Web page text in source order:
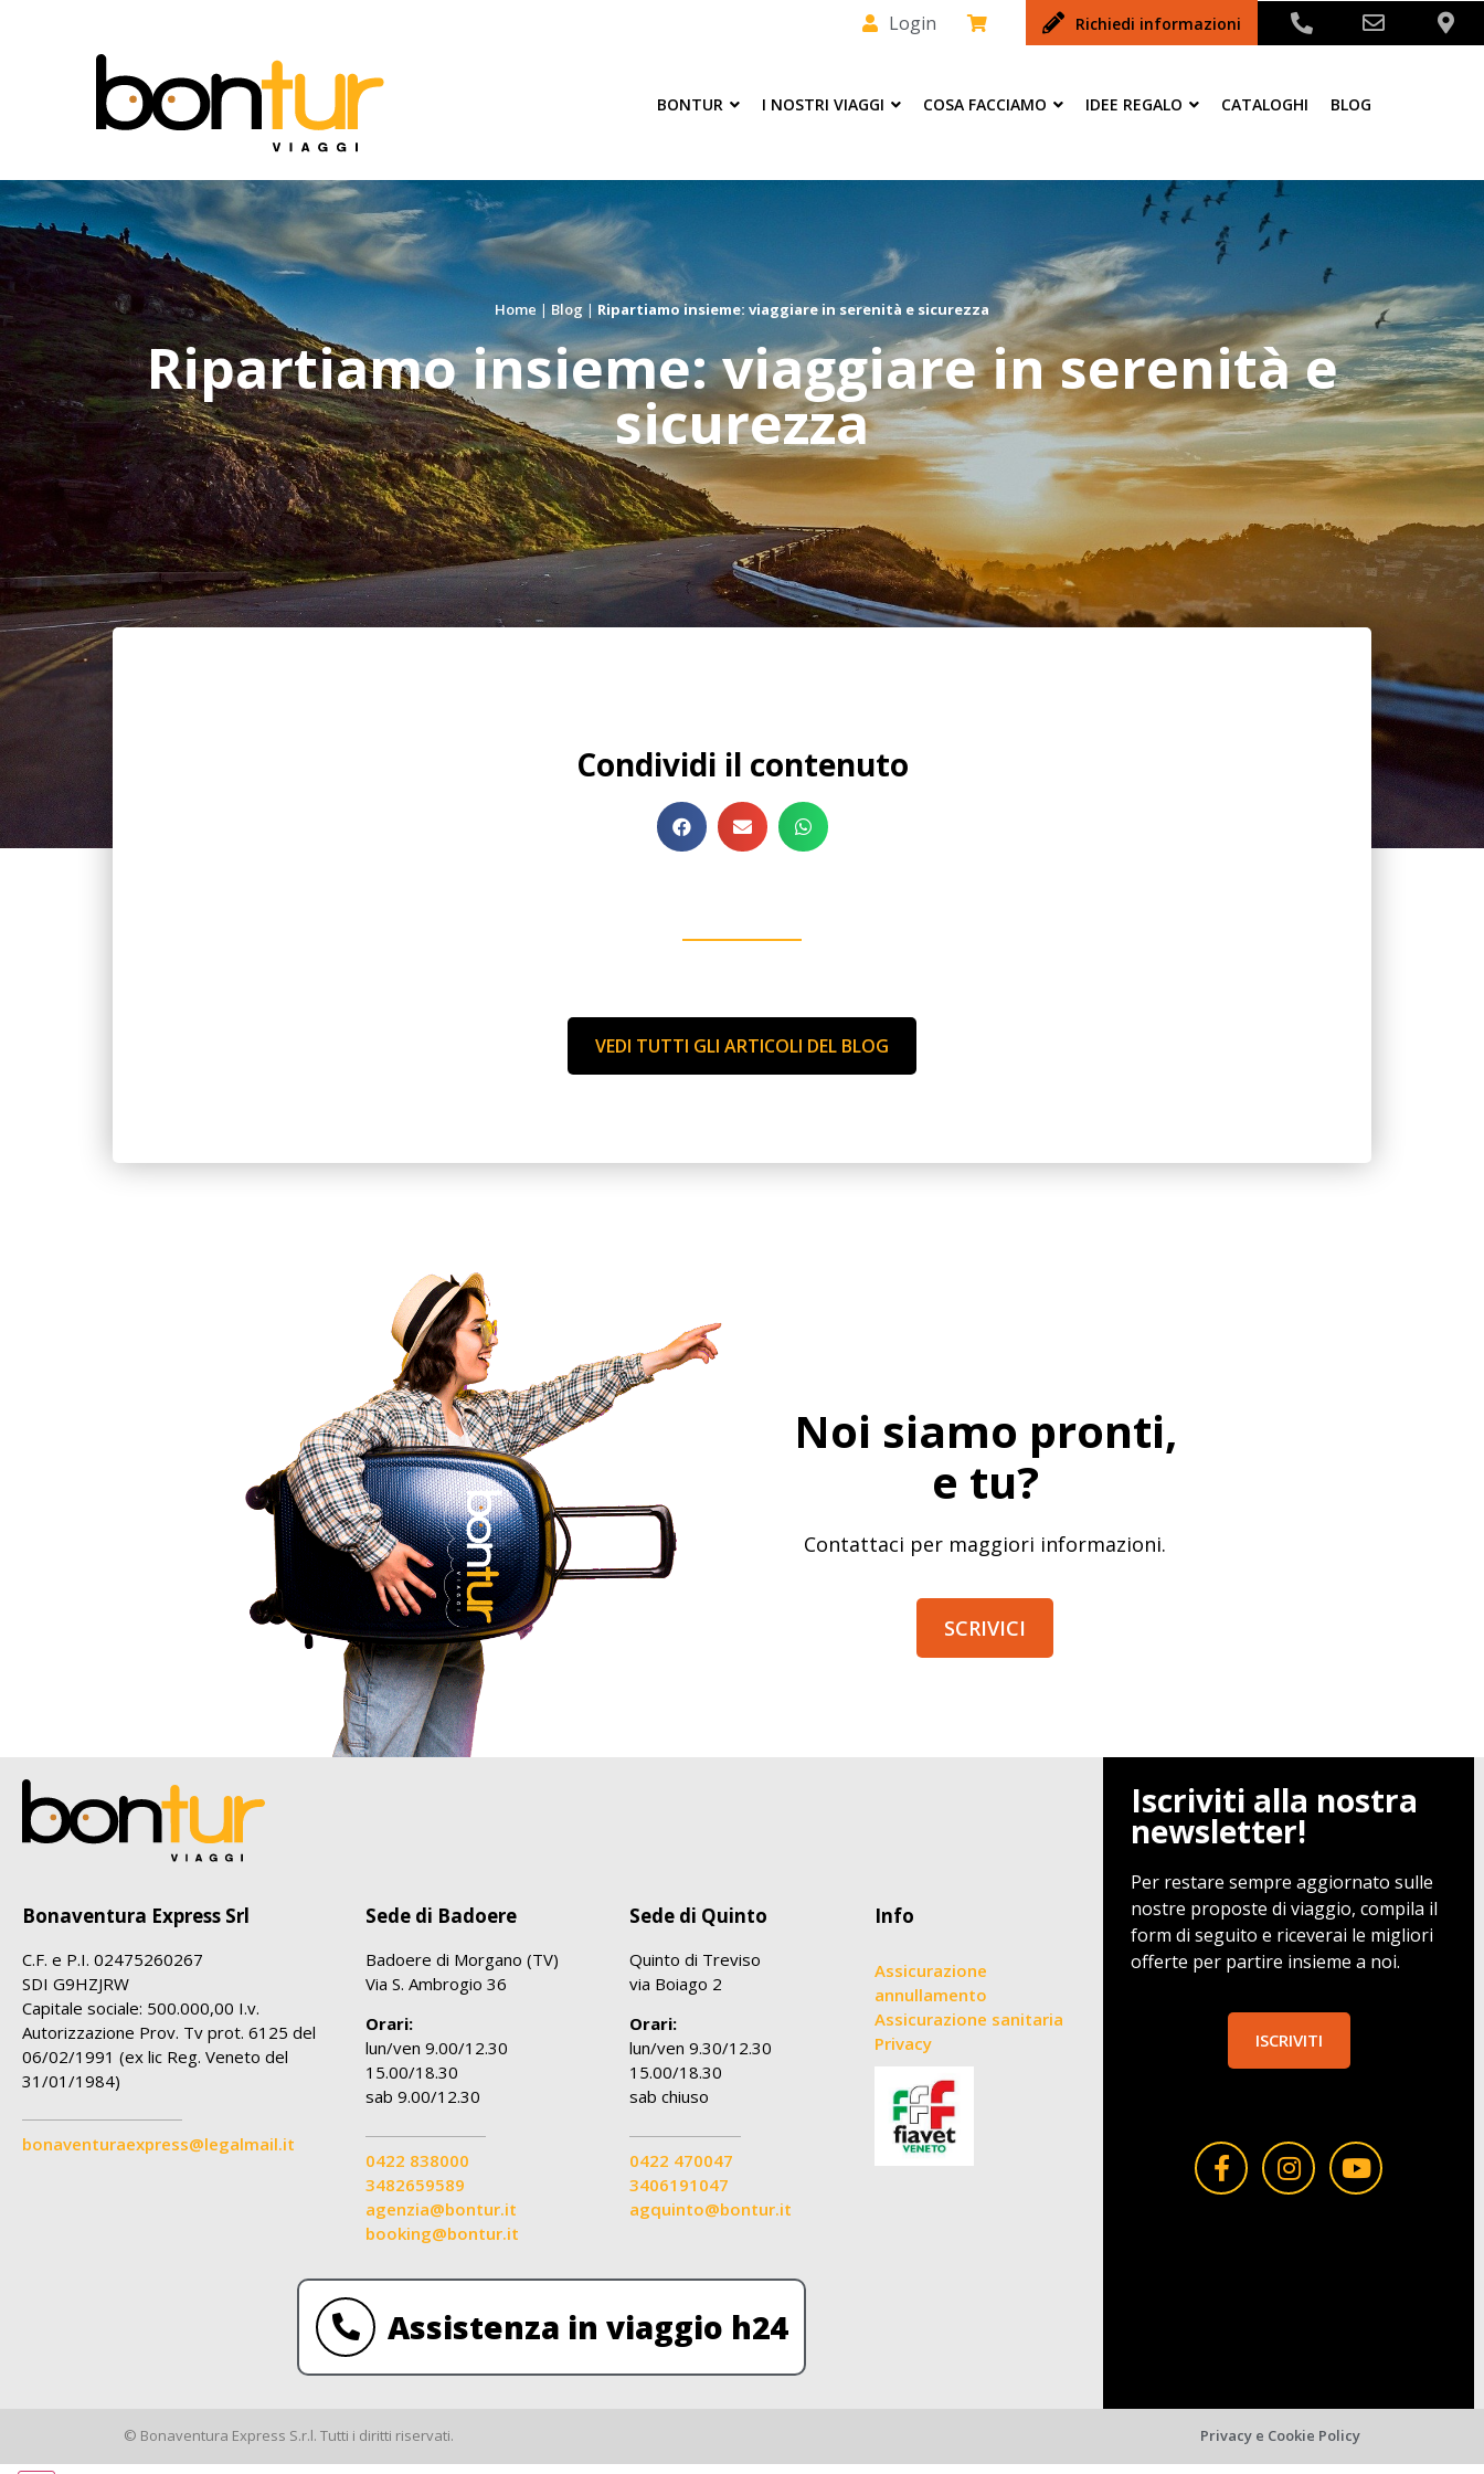
Login Richiedi informazioni
BONTUR I NOSTRI VIAGGI COSA FACCIAMO IDEE REGALO CATALOGHI BLOG
Home|Blog | Ripartiamo insieme: viaggiare in serenità e sicurezza
Ripartiamo insieme: viaggiare in serenità e
sicurezza
Condividi il contenuto
VEDI TUTTI GLI ARTICOLI DEL BLOG
Noi siamo pronti,
e tu?
Contattaci per maggiori informazioni.
SCRIVICI
Bonaventura Express Srl
C.F. e P.I. 02475260267
SDI G9HZJRW
Capitale sociale: 500.000,00 I.v.
Autorizzazione Prov. Tv prot. 6125 del
06/02/1991 (ex lic Reg. Veneto del
31/01/1984)
bonaventuraexpress@legalmail.it
Sede di Badoere
Badoere di Morgano (TV)
Via S. Ambrogio 36
Orari:
lun/ven 9.00/12.30
15.00/18.30
sab 9.00/12.30
0422 838000
3482659589
agenzia@bontur.it
booking@bontur.it
Sede di Quinto
Quinto di Treviso
via Boiago 2
Orari:
lun/ven 9.30/12.30
15.00/18.30
sab chiuso
0422 470047
3406191047
agquinto@bontur.it
Info
Assicurazione
annullamento
Assicurazione sanitaria
Privacy
Assistenza in viaggio h24
Iscriviti alla nostra
newsletter!
Per restare sempre aggiornato sulle
nostre proposte di viaggio, compila il
form di seguito e riceverai le migliori
offerte per partire insieme a noi.
ISCRIVITI
© Bonaventura Express S.r.l. Tutti i diritti riservati. Privacy e Cookie Policy